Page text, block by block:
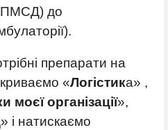
до
препарати на
«Логістика» ,
моєї організації»,
» і натискаємо